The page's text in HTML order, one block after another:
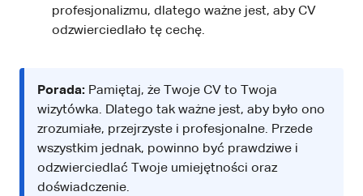
profesjonalizmu, dlatego ważne jest, aby CV
odzwierciedlało tę cechę.
Porada: Pamiętaj, że Twoje CV to Twoja
wizytówka. Dlatego tak ważne jest, aby było ono
zrozumiałe, przejrzyste i profesjonalne. Przede
wszystkim jednak, powinno być prawdziwe i
odzwierciedlać Twoje umiejętności oraz
doświadczenie.